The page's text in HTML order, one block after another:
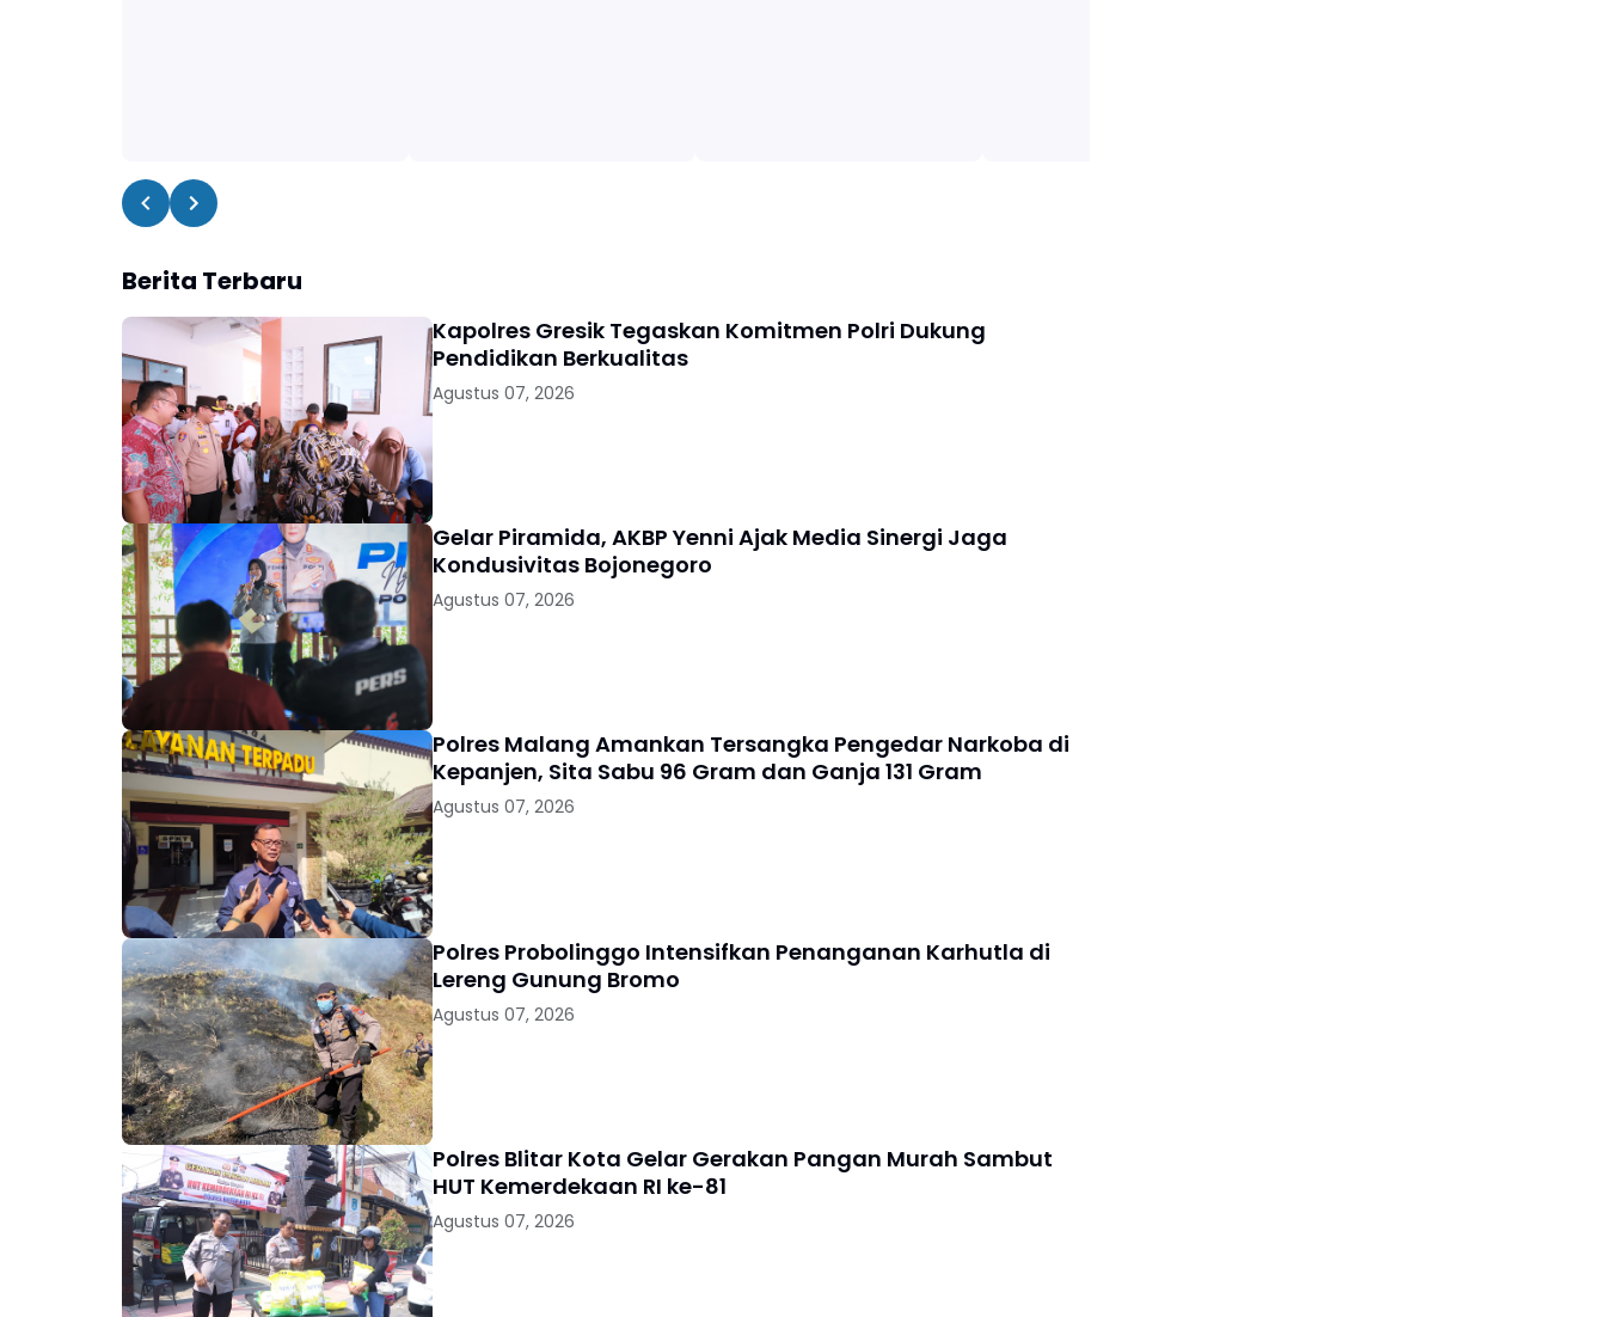
Berita Terbaru
Kapolres Gresik Tegaskan Komitmen Polri Dukung
Pendidikan Berkualitas
Agustus 07, 2026
Gelar Piramida, AKBP Yenni Ajak Media Sinergi Jaga
Kondusivitas Bojonegoro
Agustus 07, 2026
Polres Malang Amankan Tersangka Pengedar Narkoba di
Kepanjen, Sita Sabu 96 Gram dan Ganja 131 Gram
Agustus 07, 2026
Polres Probolinggo Intensifkan Penanganan Karhutla di
Lereng Gunung Bromo
Agustus 07, 2026
Polres Blitar Kota Gelar Gerakan Pangan Murah Sambut
HUT Kemerdekaan RI ke-81
Agustus 07, 2026